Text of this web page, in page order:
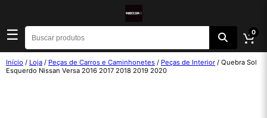
☰ 0
Início / Loja / Peças de Carros e Caminhonetes / Peças de Interior / Quebra Sol
Esquerdo Nissan Versa 2016 2017 2018 2019 2020